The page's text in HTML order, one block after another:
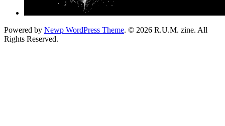
Powered by Newp WordPress Theme. © 2026 R.U.M. zine. All
Rights Reserved.